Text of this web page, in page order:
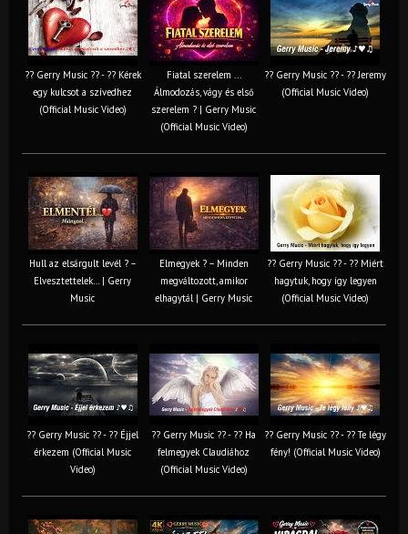
?? Gerry Music ?? - ?? Kérek
egy kulcsot a szívedhez
(Official Music Video)
Fiatal szerelem ...
Álmodozás, vágy és első
szerelem ? | Gerry Music
(Official Music Video)
?? Gerry Music ?? - ?? Jeremy
(Official Music Video)
Hull az elsárgult levél ? –
Elvesztettelek… | Gerry
Music
Elmegyek ? – Minden
megváltozott, amikor
elhagytál | Gerry Music
?? Gerry Music ?? - ?? Miért
hagytuk, hogy így legyen
(Official Music Video)
?? Gerry Music ?? - ?? Éjjel
érkezem (Official Music
Video)
?? Gerry Music ?? - ?? Ha
felmegyek Claudiához
(Official Music Video)
?? Gerry Music ?? - ?? Te légy
fény! (Official Music Video)